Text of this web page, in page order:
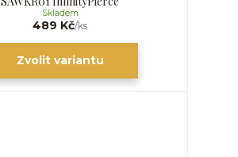
489 Kč/ks
Skladem
Zvolit variantu